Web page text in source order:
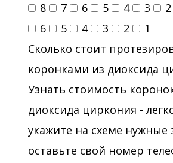
8
7 6 5 4 3 2
6
5 4 3 2
1
Сколько стоит
коронками из диоксида
Узнать стоимость
диоксида циркония -
укажите на схеме нужные
оставьте свой номер